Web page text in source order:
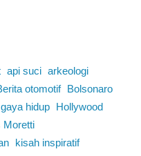
api suci arkeologi
otomotif
Bolsonaro
gaya hidup
Hollywood
Moretti
kisah inspiratif